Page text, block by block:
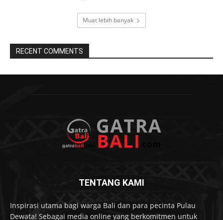
Muat lebih banyak
RECENT COMMENTS
TENTANG KAMI
Inspirasi utama bagi warga Bali dan para pecinta Pulau
Dewata! Sebagai media online yang berkomitmen untuk